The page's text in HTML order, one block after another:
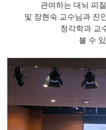
관여하는 대뇌 피
및 장현숙 교수님과 진
청각학과 교
볼 수